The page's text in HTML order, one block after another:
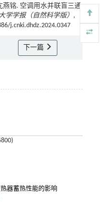
燕铭. 空调用水并联盲三通
学学报（自然科学版） ,
j.cnki.dhdz.2024.0347
下一篇